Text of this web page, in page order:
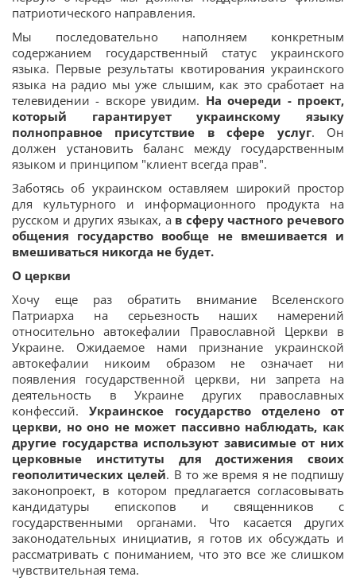
патриотического направления.
Мы последовательно наполняем конкретным
содержанием государственный статус украинского
языка. Первые результаты квотирования украинского
языка на радио мы уже слышим, как это сработает на
телевидении - вскоре увидим. На очереди - проект,
который гарантирует украинскому языку
полноправное присутствие в сфере услуг. Он
должен установить баланс между государственным
языком и принципом "клиент всегда прав".
Заботясь об украинском оставляем широкий простор
для культурного и информационного продукта на
русском и других языках, а в сферу частного речевого
общения государство вообще не вмешивается и
вмешиваться никогда не будет.
О церкви
Хочу еще раз обратить внимание Вселенского
Патриарха на серьезность наших намерений
относительно автокефалии Православной Церкви в
Украине. Ожидаемое нами признание украинской
автокефалии никоим образом не означает ни
появления государственной церкви, ни запрета на
деятельность в Украине других православных
конфессий.Украинское государство отделено от
церкви, но оно не может пассивно наблюдать, как
другие государства используют зависимые от них
церковные институты для достижения своих
геополитических целей. В то же время я не подпишу
законопроект, в котором предлагается согласовывать
кандидатуры епископов и священников с
государственными органами. Что касается других
законодательных инициатив, я готов их обсуждать и
рассматривать с пониманием, что это все же слишком
чувствительная тема.